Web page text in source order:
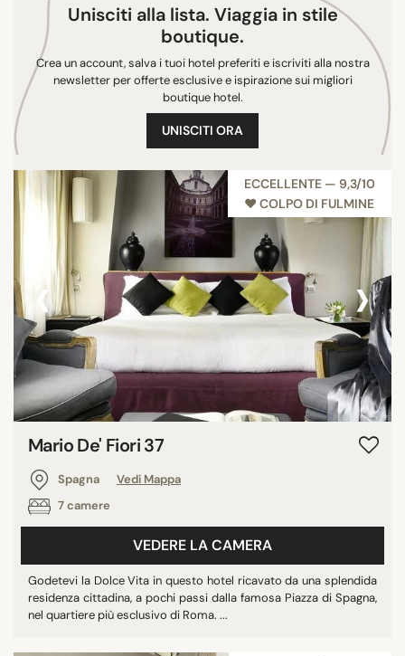
Unisciti alla lista. Viaggia in stile
boutique.
Crea un account, salva i tuoi hotel preferiti e iscriviti alla nostra
newsletter per offerte esclusive e ispirazione sui migliori
boutique hotel.
UNISCITI ORA
ECCELLENTE — 9,3/10
♥︎ COLPO DI FULMINE
‹ ›
Mario De' Fiori 37
Spagna
Vedi Mappa
7 camere
VEDERE LA CAMERA
Godetevi la Dolce Vita in questo hotel ricavato da una splendida
residenza cittadina, a pochi passi dalla famosa Piazza di Spagna,
nel quartiere più esclusivo di Roma. ...